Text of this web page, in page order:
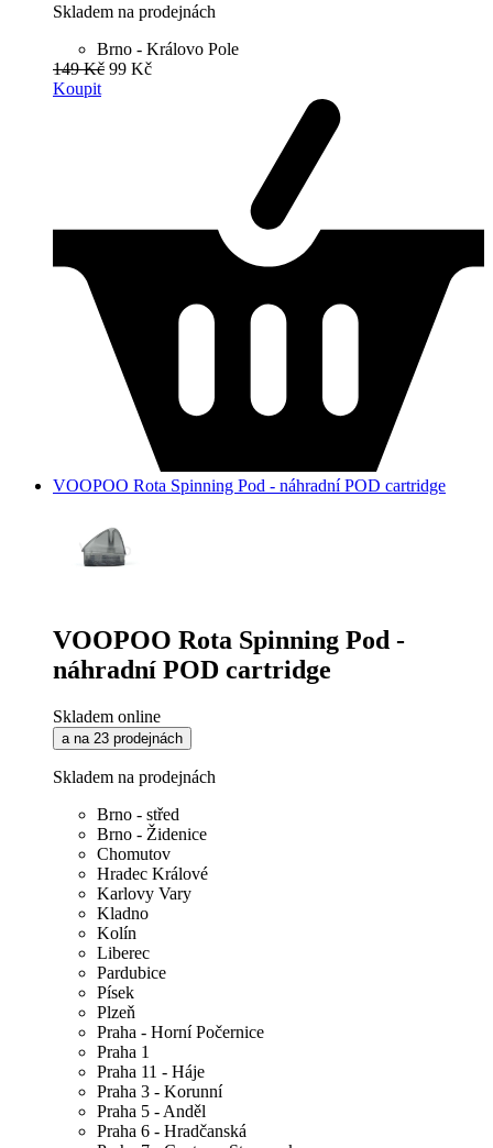
Skladem na prodejnách
Brno - Královo Pole
149 Kč 99 Kč
Koupit
VOOPOO Rota Spinning Pod - náhradní POD cartridge
VOOPOO Rota Spinning Pod -
náhradní POD cartridge
Skladem online
a na 23 prodejnách
Skladem na prodejnách
Brno - střed
Brno - Židenice
Chomutov
Hradec Králové
Karlovy Vary
Kladno
Kolín
Liberec
Pardubice
Písek
Plzeň
Praha - Horní Počernice
Praha 1
Praha 11 - Háje
Praha 3 - Korunní
Praha 5 - Anděl
Praha 6 - Hradčanská